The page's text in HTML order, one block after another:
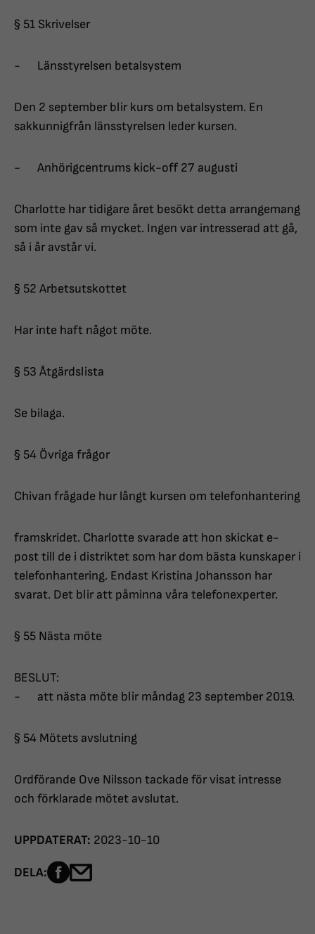
§ 51 Skrivelser
- Länsstyrelsen betalsystem
Den 2 september blir kurs om betalsystem. En
sakkunnigfrån länsstyrelsen leder kursen.
- Anhörigcentrums kick-off 27 augusti
Charlotte har tidigare året besökt detta arrangemang
som inte gav så mycket. Ingen var intresserad att gå,
så i år avstår vi.
§ 52 Arbetsutskottet
Har inte haft något möte.
§ 53 Åtgärdslista
Se bilaga.
§ 54 Övriga frågor
Chivan frågade hur långt kursen om telefonhantering
framskridet. Charlotte svarade att hon skickat e-
post till de i distriktet som har dom bästa kunskaper i
telefonhantering. Endast Kristina Johansson har
svarat. Det blir att påminna våra telefonexperter.
§ 55 Nästa möte
BESLUT:
- att nästa möte blir måndag 23 september 2019.
§ 54 Mötets avslutning
Ordförande Ove Nilsson tackade för visat intresse
och förklarade mötet avslutat.
UPPDATERAT: 2023-10-10
DELA: Dela sidan på Facebook